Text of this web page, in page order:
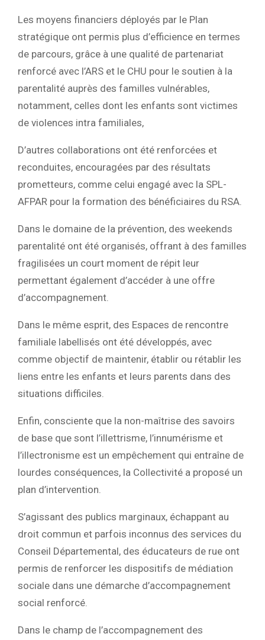
Les moyens financiers déployés par le Plan
stratégique ont permis plus d’efficience en termes
de parcours, grâce à une qualité de partenariat
renforcé avec l’ARS et le CHU pour le soutien à la
parentalité auprès des familles vulnérables,
notamment, celles dont les enfants sont victimes
de violences intra familiales,
D’autres collaborations ont été renforcées et
reconduites, encouragées par des résultats
prometteurs, comme celui engagé avec la SPL-
AFPAR pour la formation des bénéficiaires du RSA.
Dans le domaine de la prévention, des weekends
parentalité ont été organisés, offrant à des familles
fragilisées un court moment de répit leur
permettant également d’accéder à une offre
d’accompagnement.
Dans le même esprit, des Espaces de rencontre
familiale labellisés ont été développés, avec
comme objectif de maintenir, établir ou rétablir les
liens entre les enfants et leurs parents dans des
situations difficiles.
Enfin, consciente que la non-maîtrise des savoirs
de base que sont l’illettrisme, l’innumérisme et
l’illectronisme est un empêchement qui entraîne de
lourdes conséquences, la Collectivité a proposé un
plan d’intervention.
S’agissant des publics marginaux, échappant au
droit commun et parfois inconnus des services du
Conseil Départemental, des éducateurs de rue ont
permis de renforcer les dispositifs de médiation
sociale dans une démarche d’accompagnement
social renforcé.
Dans le champ de l’accompagnement des